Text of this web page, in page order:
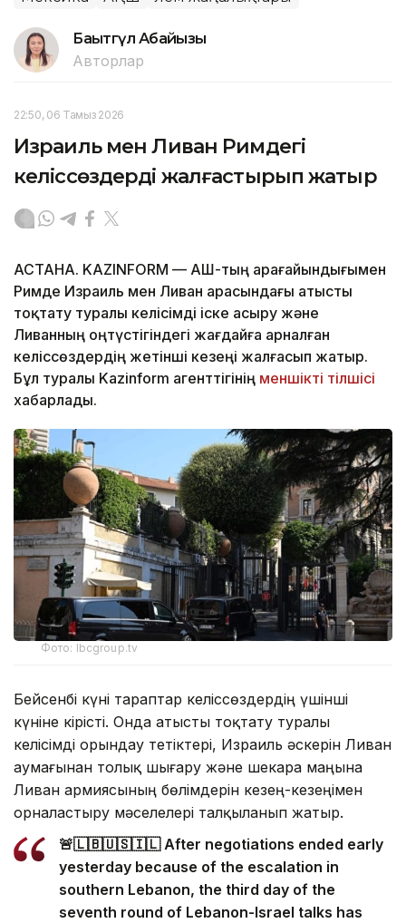
Бақытгүл Абайқызы
Авторлар
22:50, 06 Тамыз 2026
Израиль мен Ливан Римдегі
келіссөздерді жалғастырып жатыр
АСТАНА. KAZINFORM — АҚШ-тың арағайындығымен
Римде Израиль мен Ливан арасындағы атысты
тоқтату туралы келісімді іске асыру және
Ливанның оңтүстігіндегі жағдайға арналған
келіссөздердің жетінші кезеңі жалғасып жатыр.
Бұл туралы Kazinform агенттігінің меншікті тілшісі
хабарлады.
Фото: lbcgroup.tv
Бейсенбі күні тараптар келіссөздердің үшінші
күніне кірісті. Онда атысты тоқтату туралы
келісімді орындау тетіктері, Израиль әскерін Ливан
аумағынан толық шығару және шекара маңына
Ливан армиясының бөлімдерін кезең-кезеңімен
орналастыру мәселелері талқыланып жатыр.
🚨🇱🇧🇺🇸🇮🇱 After negotiations ended early
yesterday because of the escalation in
southern Lebanon, the third day of the
seventh round of Lebanon-Israel talks has